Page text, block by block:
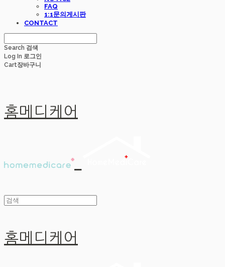
FAQ
1:1문의게시판
CONTACT
Search 검색
Log In 로그인
Cart장바구니
홈메디케어
홈메디케어